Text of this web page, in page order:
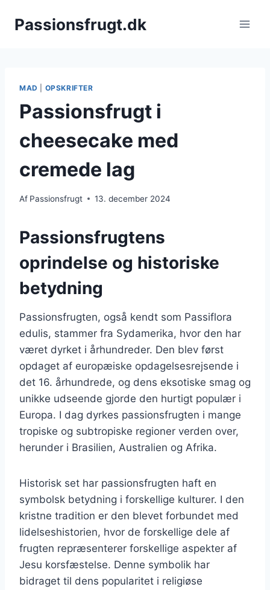
Passionsfrugt.dk
MAD OPSKRIFTER
Passionsfrugt i
cheesecake med
cremede lag
Af Passionsfrugt 13. december 2024
Passionsfrugtens
oprindelse og historiske
betydning
Passionsfrugten, også kendt som Passiflora
edulis, stammer fra Sydamerika, hvor den har
været dyrket i århundreder. Den blev først
opdaget af europæiske opdagelsesrejsende i
det 16. århundrede, og dens eksotiske smag og
unikke udseende gjorde den hurtigt populær i
Europa. I dag dyrkes passionsfrugten i mange
tropiske og subtropiske regioner verden over,
herunder i Brasilien, Australien og Afrika.
Historisk set har passionsfrugten haft en
symbolsk betydning i forskellige kulturer. I den
kristne tradition er den blevet forbundet med
lidelseshistorien, hvor de forskellige dele af
frugten repræsenterer forskellige aspekter af
Jesu korsfæstelse. Denne symbolik har
bidraget til dens popularitet i religiøse